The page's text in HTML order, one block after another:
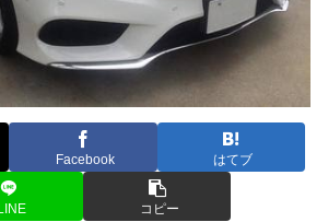
Facebook はてブ
コピー